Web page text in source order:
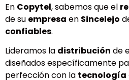
En Copytel, sabemos que el
de su empresa en Sincelejo
confiables.
Lideramos la distribución de
diseñados específicamente
perfección con la tecnología